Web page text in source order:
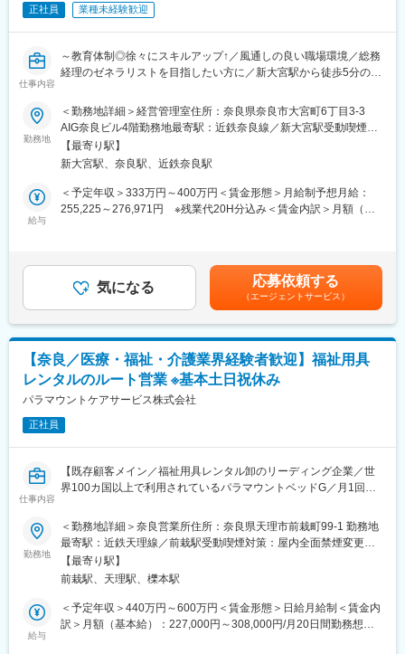
変更の範囲：会社の定める業務
配属先の施設には、約30～40名のスタッフがいますので、スタッ
■教育制度
当社では“人材は人財”という考えのもと、研修体制を充実させてい
入社後、最低半年かけて現施設長と共に一日の流れや運営につい
て学びつつ、介護研修や資格取得などを行っていただきます。
エリアマネージャーや先輩施設長についてOJTという形で仕事を
覚えてもらいます。より大きく成長してもらうために、介護スキ
ル向上のための「ケアマイスター制度」やマネジメント研修など
も行っております。
■スーパー・コートについて：
「スーパー・コートがあるから老後が安心だ」と思って頂く事を
話を致します。求める人物像は「自律型感動人間」。お客様と働
く仲間に感謝と感動の気持ちを持って接し、自身で考える事で人
間的成長を求め続けます。
施設は駅の近くにあり、ご家族が訪れやすい立地条件なので非常
に喜ばれています。また、グループのスーパーホテルより直送さ
れる天然温泉に入浴していただけるのも大きな魅力の一つです。
各施設にはスタッフ30～50名が勤務しています。
変更の範囲：会社の定める業務
正社員 業種未経験歓迎
仕事内容
～教育体制◎徐々にスキルアップ↑／風通しの良い職場環境／総務
経理のゼネラリストを目指したい方に／新大宮駅から徒歩5分の好
有料老人ホーム・訪問介護／看護・デイサービス・介護タクシ
ー・介護員養成研修等の事業を展開を展開する当社で、管理部門
スタッフとして経理・総務などの会社運営全般の仕事に広く携わ
っていただく方を募集します！
■メインの業務内容：
・経理：日常経理業務(伝票起票・審査・整備)
・社内事業所指導
・法対応など
※顧問税理士と連携した上での業務になります。
【総務・庶務業務について】
経理業務を中心にしつつ、「行政対応のサポート／社内資料整備
／事業所との連絡調整」など、総務・庶務業務も一部兼務してい
「経理だけに閉じず、会社全体を支える役割を担ってみたい」
そんな方にはやりがいのあるポジションです。
■入社後の流れ：
入社後すぐは、実際のオペレーションに慣れてもらうため様々な
勘案してコア業務を決定いたします。分からないことでも聞きや
すく、意見交換も活発に行える部署ですので安心してご入社して
いただければと思います。
合計6名のチーム(男性3名、女性3名)で、30～50代・平均年齢は
45歳ほどです。部長以下、経営管理業務担当と経理業務担当で構
勤務地
＜勤務地詳細＞経営管理室住所：奈良県奈良市大宮町6丁目3-3
AIG奈良ビル4階勤務地最寄駅：近鉄奈良線／新大宮駅受動喫煙対
策：屋内全面禁煙変更の範囲：会社の定める事業所
【最寄り駅】
新大宮駅、奈良駅、近鉄奈良駅
給与
＜予定年収＞333万円～400万円＜賃金形態＞月給制予想月給：
255,225～276,971円 ※残業代20H分込み＜賃金内訳＞月額（基
合ありあくまで想定の年収になります賃金はあくまでも目安の金
額であり、選考を通じて上下する可能性があります。月給(月額)は
固定手当を含めた表記です。
気になる 応募依頼する
（エージェントサービス）
【奈良／医療・福祉・介護業界経験者歓迎】福祉用具
レンタルのルート営業 ※基本土日祝休み
パラマウントケアサービス株式会社
正社員
仕事内容
【既存顧客メイン／福祉用具レンタル卸のリーディング企業／世
界100カ国以上で利用されているパラマウントベッドG／月1回の
■ポジション概要：
福祉用具レンタル品のご提案を行う営業です。
介護用電動ベッド・車いす・歩行器などの福祉用具を、全国7,000
程度ある介護ショップにレンタル卸をする際の営業活動をお任せ
します。
■業務内容：
勤務地
＜勤務地詳細＞奈良営業所住所：奈良県天理市前栽町99-1 勤務地
最寄駅：近鉄天理線／前栽駅受動喫煙対策：屋内全面禁煙変更の
範囲：会社の定める事業所
【最寄り駅】
前栽駅、天理駅、櫟本駅
給与
＜予定年収＞440万円～600万円＜賃金形態＞日給月給制＜賃金内
訳＞月額（基本給）：227,000円～308,000円/月20日間勤務想定